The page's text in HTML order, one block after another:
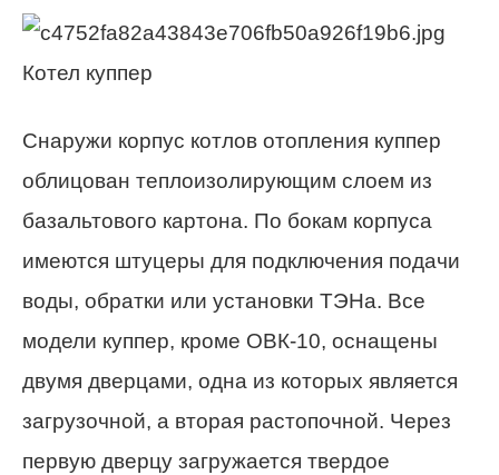
Котел куппер
Снаружи корпус котлов отопления куппер
облицован теплоизолирующим слоем из
базальтового картона. По бокам корпуса
имеются штуцеры для подключения подачи
воды, обратки или установки ТЭНа. Все
модели куппер, кроме ОВК-10, оснащены
двумя дверцами, одна из которых является
загрузочной, а вторая растопочной. Через
первую дверцу загружается твердое